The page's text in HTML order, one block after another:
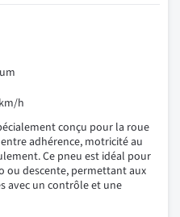
h
conçu pour la roue
adhérence, motricité au
Ce pneu est idéal pour
ou descente, permettant aux
avec un contrôle et une